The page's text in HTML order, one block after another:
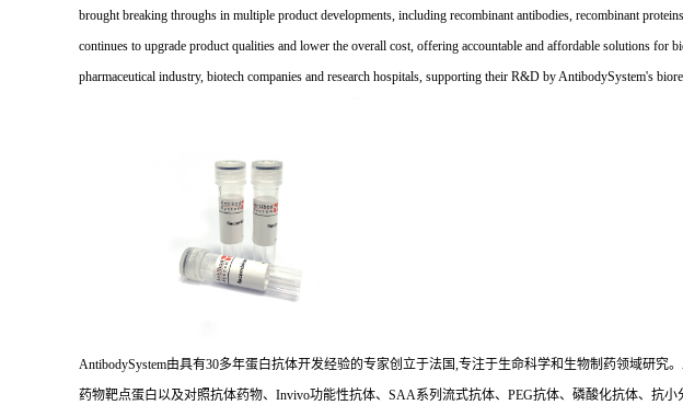
brought breaking throughs in multiple product developments, including recombinant antibodies, recombinant
continues to upgrade product qualities and lower the overall cost, offering accountable and affordable solutions
pharmaceutical industry, biotech companies and research hospitals, supporting their R&D by AntibodySystem's
AntibodySystem由具有30多年蛋白抗体开发经验的专家创立于法国,专注于生命科学和生物制药领域研
药物靶点蛋白以及对照抗体药物、Invivo功能性抗体、SAA系列流式抗体、PEG抗体、磷酸化抗体、抗